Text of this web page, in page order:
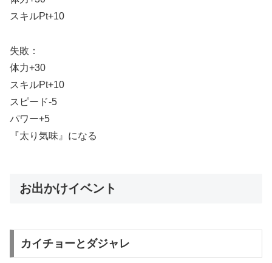
スキルPt+10
失敗：
体力+30
スキルPt+10
スピード-5
パワー+5
『太り気味』になる
お出かけイベント
カイチョーとダジャレ